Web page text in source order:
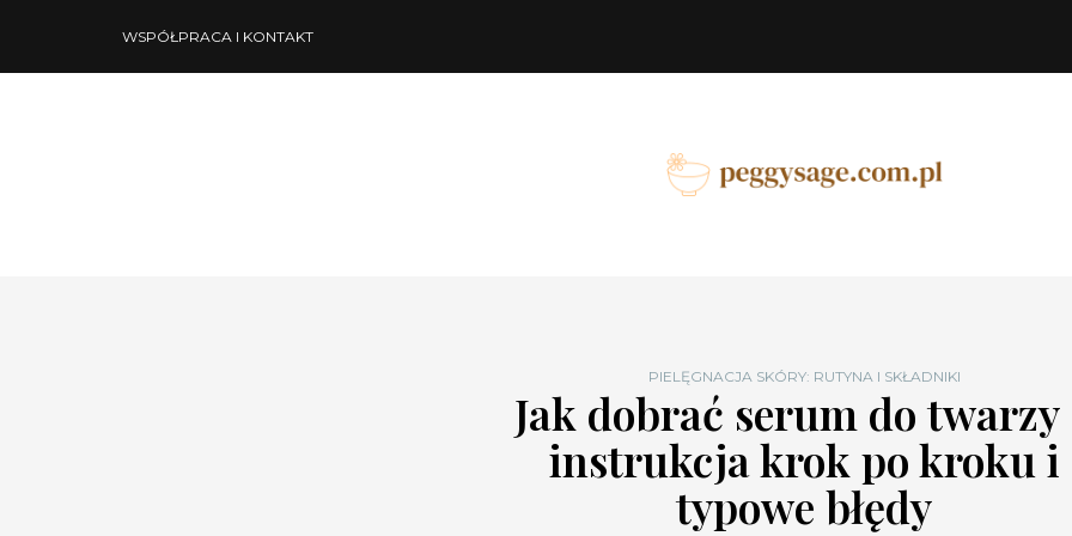
WSPÓŁPRACA I KONTAKT
PIELĘGNACJA SKÓRY: RUTYNA I SKŁADNIKI
Jak dobrać serum do twarzy
instrukcja krok po kroku i
typowe błędy